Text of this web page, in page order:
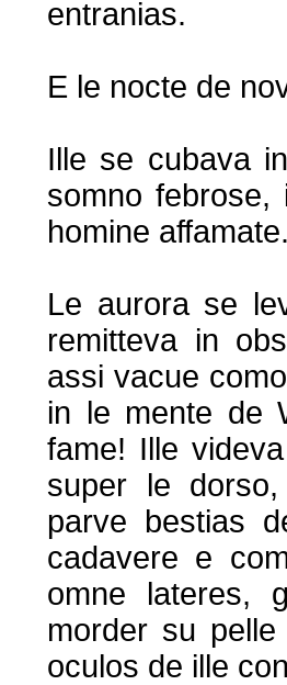
entranias.
E le nocte de
Ille se cubava
somno
homine
Le aurora se
remitteva in
assi vacue
in le mente de
fame! Ille
super le
parve bestias
cadavere e
omne lateres,
morder su
oculos de ille